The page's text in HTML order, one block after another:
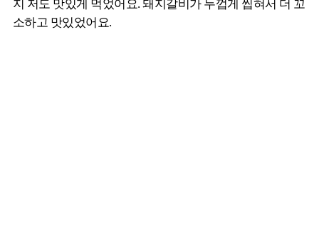
지 저도 맛있게 먹었어요. 돼지갈비가 두껍게 씹혀서 더 꼬
소하고 맛있었어요.